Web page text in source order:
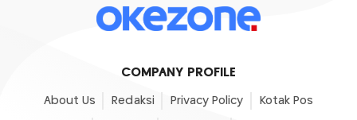
COMPANY PROFILE
About Us Redaksi Privacy Policy Kotak Pos